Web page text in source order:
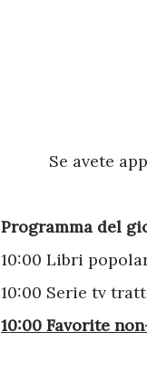
Se avete
Programma del
10:00 Libri
10:00 Serie tv
10:00 Favorite